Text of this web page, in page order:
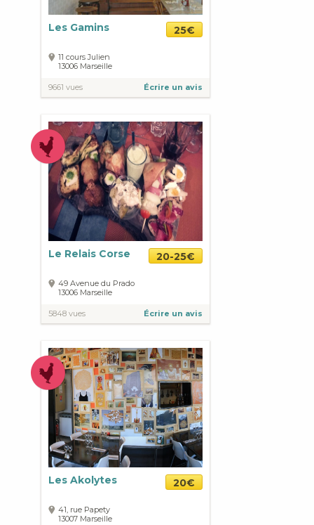
Les Gamins 25€
11 cours Julien
13006 Marseille
9661 vues Écrire un avis
Le Relais Corse 20-25€
49 Avenue du Prado
13006 Marseille
5848 vues Écrire un avis
Les Akolytes 20€
41, rue Papety
13007 Marseille